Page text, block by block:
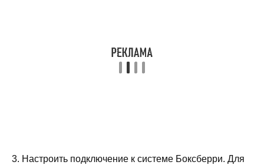
3. Настроить подключение к системе Боксберри. Для